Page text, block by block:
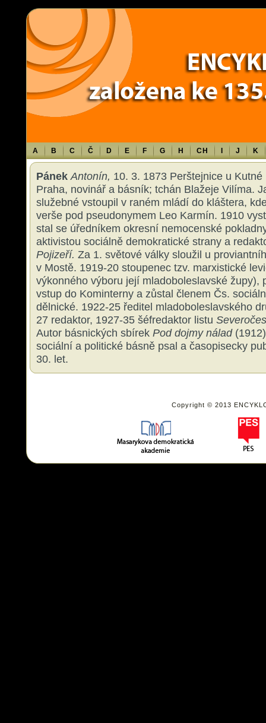
Warning: Use of undefined constant TXT - assumed 'TXT' (this will throw
content/themes/sablona/functions.php
A B C Č D E F G H CH J K
Pánek Antonín, 10. 3. 1873 Perštejnice u
Praha, novinář a básník; tchán Blažeje Vilíma.
služebné vstoupil v raném mládí do kláštera,
verše pod pseudonymem Leo Karmín. 1910
stal se úředníkem okresní nemocenské
aktivistou sociálně demokratické strany a
Pojizeří. Za 1. světové války sloužil u
v Mostě. 1919-20 stoupenec tzv. marxistické
výkonného výboru její mladoboleslavské župy),
vstup do Kominterny a zůstal členem Čs.
dělnické. 1922-25 ředitel mladoboleslavského
27 redaktor, 1927-35 šéfredaktor listu
Autor básnických sbírek Pod dojmy nálad
sociální a politické básně psal a časopisecky
30. let.
Copyright © 2013